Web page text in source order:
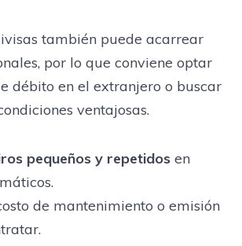
también puede acarrear
por lo que conviene optar
débito en el extranjero o buscar
ventajosas.
pequeños y repetidosen
de mantenimiento o emisión